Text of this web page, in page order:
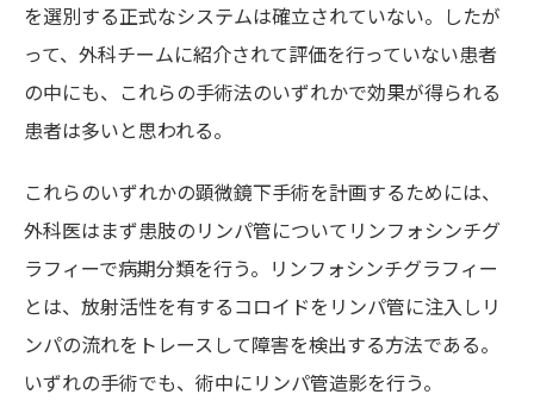
を選別する正式なシステムは確立されていない。したが
って、外科チームに紹介されて評価を行っていない患者
の中にも、これらの手術法のいずれかで効果が得られる
患者は多いと思われる。
これらのいずれかの顕微鏡下手術を計画するためには、
外科医はまず患肢のリンパ管についてリンフォシンチグ
ラフィーで病期分類を行う。リンフォシンチグラフィー
とは、放射活性を有するコロイドをリンパ管に注入しリ
ンパの流れをトレースして障害を検出する方法である。
いずれの手術でも、術中にリンパ管造影を行う。